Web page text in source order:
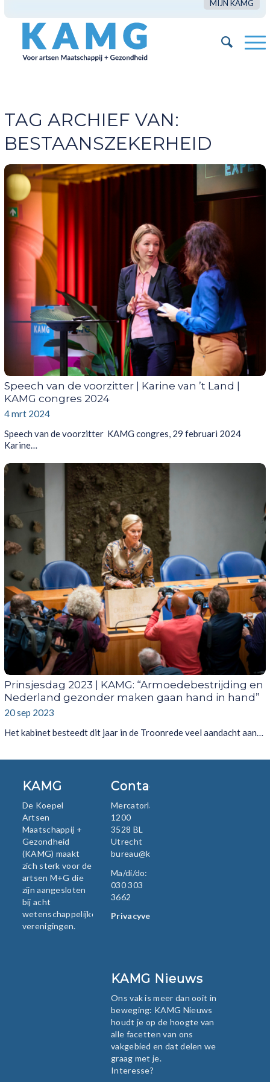
MIJN KAMG
TAG ARCHIEF VAN:
BESTAANSZEKERHEID
Speech van de voorzitter | Karine van ’t Land |
KAMG congres 2024
4 mrt 2024
Speech van de voorzitter KAMG congres, 29 februari 2024
Karine…
Prinsjesdag 2023 | KAMG: “Armoedebestrijding en
Nederland gezonder maken gaan hand in hand”
20 sep 2023
Het kabinet besteedt dit jaar in de Troonrede veel aandacht aan…
KAMG
De Koepel
Artsen
Maatschappij +
Gezondheid
(KAMG) maakt
zich sterk voor de
artsen M+G die
zijn aangesloten
bij acht
wetenschappelijke
verenigingen.
Contact
Mercatorlaan
1200
3528 BL
Utrecht
bureau@kamg.nl
Ma/di/do:
030 303
3662
Privacyverklaring
KAMG Nieuws
Ons vak is meer dan ooit in
beweging: KAMG Nieuws
houdt je op de hoogte van
alle facetten van ons
vakgebied en dat delen we
graag met je.
Interesse?